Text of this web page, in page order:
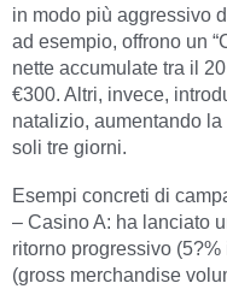
in modo più aggressivo
ad esempio, offrono un
nette accumulate tra il
€300. Altri, invece,
natalizio, aumentando
soli tre giorni.
Esempi concreti di
– Casino A: ha lanciato
ritorno progressivo
(gross merchandise